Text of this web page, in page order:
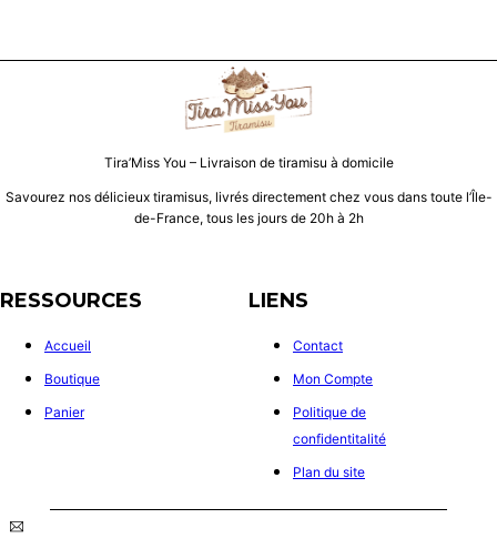
Tira’Miss You – Livraison de tiramisu à domicile
Savourez nos délicieux tiramisus, livrés directement chez vous dans toute l’Île-
de-France, tous les jours de 20h à 2h
RESSOURCES
Accueil
Boutique
Panier
LIENS
Contact
Mon Compte
Politique de
confidentitalité
Plan du site